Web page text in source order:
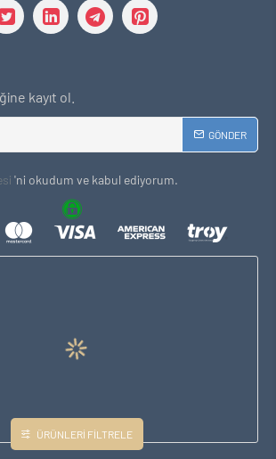
kayıt ol.
GÖNDER
'ni okudum ve kabul ediyorum.
ÜRÜNLERI FILTRELE